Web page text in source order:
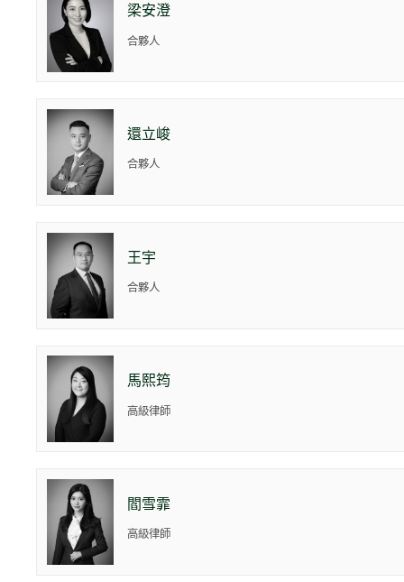
梁安澄
合夥人
還立峻
合夥人
王宇
合夥人
馬熙筠
高級律師
閻雪霏
高級律師